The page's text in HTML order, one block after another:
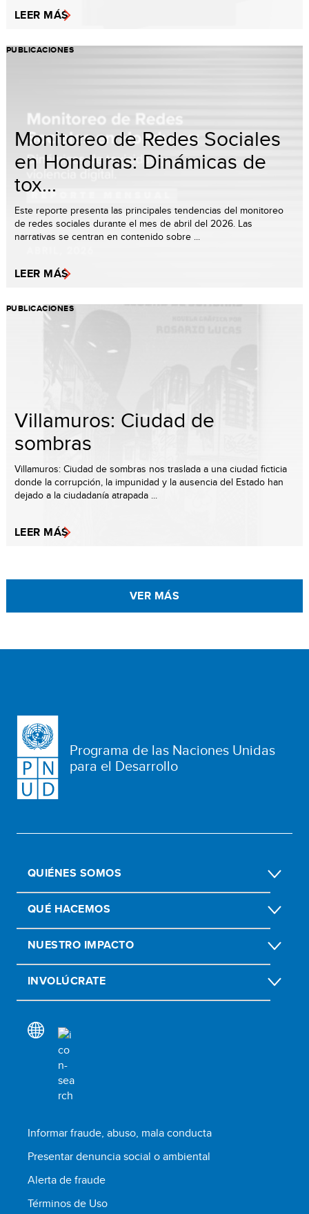
LEER MÁS
PUBLICACIONES
Monitoreo de Redes Sociales
en Honduras: Dinámicas de
tox...
Este reporte presenta las principales tendencias del monitoreo
de redes sociales durante el mes de abril del 2026. Las
narrativas se centran en contenido sobre ...
LEER MÁS
PUBLICACIONES
Villamuros: Ciudad de
sombras
Villamuros: Ciudad de sombras nos traslada a una ciudad ficticia
donde la corrupción, la impunidad y la ausencia del Estado han
dejado a la ciudadanía atrapada ...
LEER MÁS
VER MÁS
Programa de las Naciones Unidas
para el Desarrollo
QUIÉNES SOMOS
QUÉ HACEMOS
NUESTRO IMPACTO
INVOLÚCRATE
Informar fraude, abuso, mala conducta
Presentar denuncia social o ambiental
Alerta de fraude
Términos de Uso